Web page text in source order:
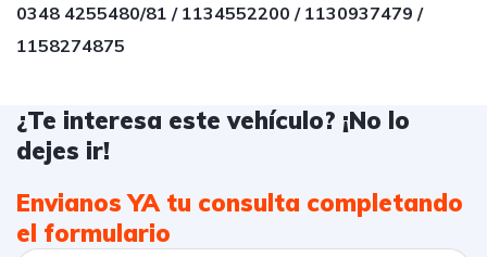
0348 4255480/81 / 1134552200 / 1130937479 /
1158274875
¿Te interesa este vehículo? ¡No lo
dejes ir!
Envianos YA tu consulta completando
el formulario